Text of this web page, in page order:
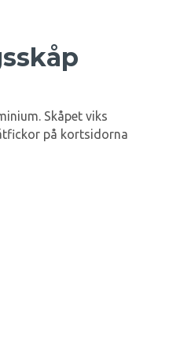
Skåpet viks
på kortsidorna